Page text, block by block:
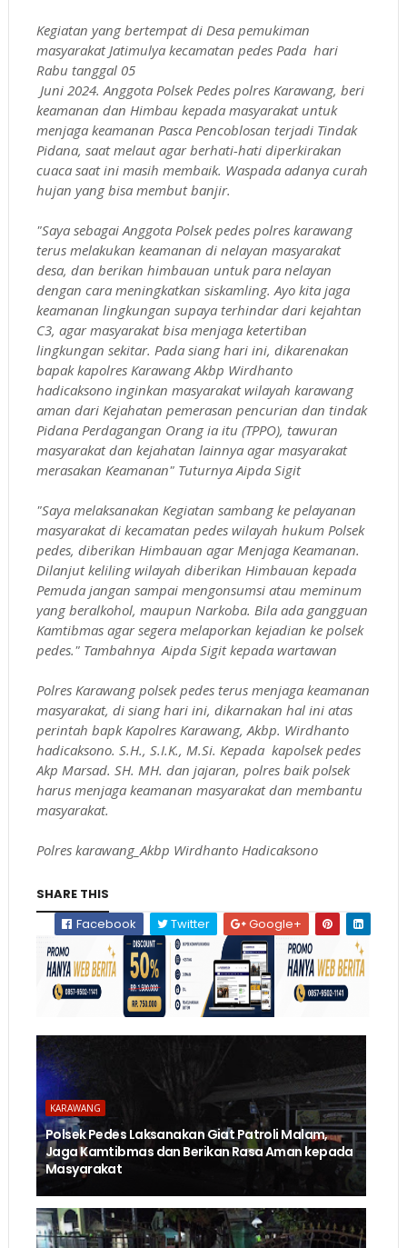
Kegiatan yang bertempat di Desa pemukiman
masyarakat Jatimulya kecamatan pedes Pada hari
Rabu tanggal 05
Juni 2024. Anggota Polsek Pedes polres Karawang, beri
keamanan dan Himbau kepada masyarakat untuk
menjaga keamanan Pasca Pencoblosan terjadi Tindak
Pidana, saat melaut agar berhati-hati diperkirakan
cuaca saat ini masih membaik. Waspada adanya curah
hujan yang bisa membut banjir.
"Saya sebagai Anggota Polsek pedes polres karawang
terus melakukan keamanan di nelayan masyarakat
desa, dan berikan himbauan untuk para nelayan
dengan cara meningkatkan siskamling. Ayo kita jaga
keamanan lingkungan supaya terhindar dari kejahtan
C3, agar masyarakat bisa menjaga ketertiban
lingkungan sekitar. Pada siang hari ini, dikarenakan
bapak kapolres Karawang Akbp Wirdhanto
hadicaksono inginkan masyarakat wilayah karawang
aman dari Kejahatan pemerasan pencurian dan tindak
Pidana Perdagangan Orang ia itu (TPPO), tawuran
masyarakat dan kejahatan lainnya agar masyarakat
merasakan Keamanan" Tuturnya Aipda Sigit
"Saya melaksanakan Kegiatan sambang ke pelayanan
masyarakat di kecamatan pedes wilayah hukum Polsek
pedes, diberikan Himbauan agar Menjaga Keamanan.
Dilanjut keliling wilayah diberikan Himbauan kepada
Pemuda jangan sampai mengonsumsi atau meminum
yang beralkohol, maupun Narkoba. Bila ada gangguan
Kamtibmas agar segera melaporkan kejadian ke polsek
pedes." Tambahnya Aipda Sigit kepada wartawan
Polres Karawang polsek pedes terus menjaga keamanan
masyarakat, di siang hari ini, dikarnakan hal ini atas
perintah bapk Kapolres Karawang, Akbp. Wirdhanto
hadicaksono. S.H., S.I.K., M.Si. Kepada kapolsek pedes
Akp Marsad. SH. MH. dan jajaran, polres baik polsek
harus menjaga keamanan masyarakat dan membantu
masyarakat.
Polres karawang_Akbp Wirdhanto Hadicaksono
SHARE THIS
Facebook
Twitter Google+
KARAWANG
Polsek Pedes Laksanakan Giat Patroli Malam,
Jaga Kamtibmas dan Berikan Rasa Aman kepada
Masyarakat